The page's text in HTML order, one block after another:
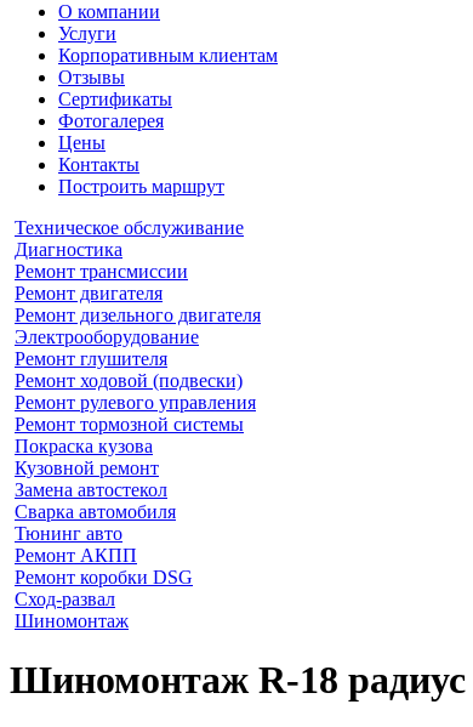
О компании
Услуги
Корпоративным клиентам
Отзывы
Сертификаты
Фотогалерея
Цены
Контакты
Построить маршрут
Техническое обслуживание
Диагностика
Ремонт трансмиссии
Ремонт двигателя
Ремонт дизельного двигателя
Электрооборудование
Ремонт глушителя
Ремонт ходовой (подвески)
Ремонт рулевого управления
Ремонт тормозной системы
Покраска кузова
Кузовной ремонт
Замена автостекол
Сварка автомобиля
Тюнинг авто
Ремонт АКПП
Ремонт коробки DSG
Сход-развал
Шиномонтаж
Шиномонтаж R-18 радиус